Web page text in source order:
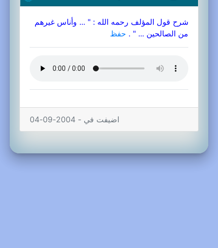
شرح قول المؤلف رحمه الله : " ... وأناس غيرهم
من الصالحين ... " . حفظ
اضيفت في - 2004-09-04